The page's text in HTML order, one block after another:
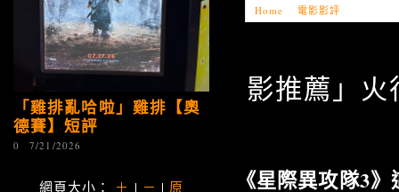
Home 電影影評
影推薦」火
《星際異攻隊3
「雞排亂哈啦」雞排【奧
德賽】短評
0 7/21/2026
網頁大小： ＋ | － | 原